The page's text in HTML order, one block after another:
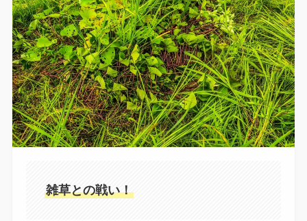
雑草との戦い！